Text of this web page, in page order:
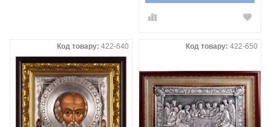
Код товару: 422-640 Код товару: 422-650